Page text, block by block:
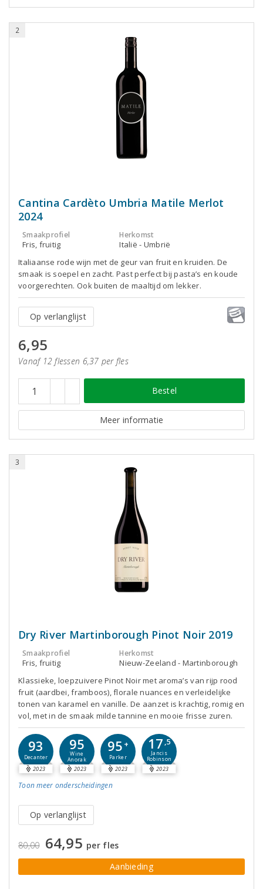
2
Cantina Cardèto Umbria Matile Merlot
2024
Smaakprofiel
Fris, fruitig
Herkomst
Italië - Umbrië
Italiaanse rode wijn met de geur van fruit en kruiden. De
smaak is soepel en zacht. Past perfect bij pasta’s en koude
voorgerechten. Ook buiten de maaltijd om lekker.
Op verlanglijst
6,95
Vanaf 12 flessen 6,37 per fles
Bestel
Meer informatie
3
Dry River Martinborough Pinot Noir 2019
Smaakprofiel
Fris, fruitig
Herkomst
Nieuw-Zeeland - Martinborough
Klassieke, loepzuivere Pinot Noir met aroma’s van rijp rood
fruit (aardbei, framboos), florale nuances en verleidelijke
tonen van karamel en vanille. De aanzet is krachtig, romig en
vol, met in de smaak milde tannine en mooie frisse zuren.
93
Decanter
2023
95
Wine
Anorak
2023
95 +
Parker
2023
17,5
Jancis
Robinson
2023
Toon meer onderscheidingen
Op verlanglijst
80,00 64,95 per fles
Aanbieding